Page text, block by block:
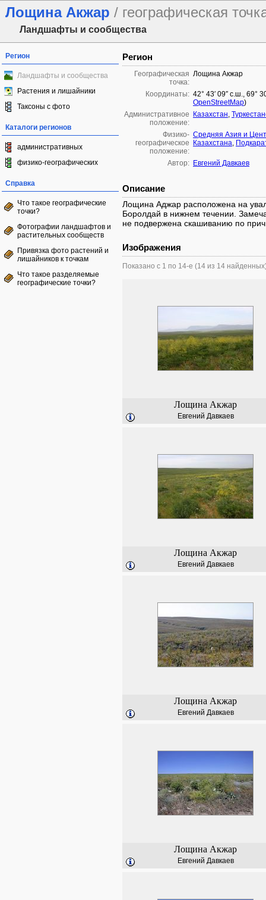
Лощина Акжар / географическая
Ландшафты и сообщества
Регион
Ландшафты и сообщества
Растения и лишайники
Таксоны с фото
Каталоги регионов
административных
физико-географических
Справка
Что такое географические
точки?
Фотографии ландшафтов и
растительных сообществ
Привязка фото растений и
лишайников к точкам
Что такое разделяемые
географические точки?
Регион
Географическая
точка:
Лощина Акжар
Координаты: 42° 43′ 09″ с.ш., 69°
OpenStreetMap)
Административное
положение:
Казахстан,
Физико-
географическое
положение:
Средняя Азия и
Казахстана,
Автор: Евгений Давкаев
Описание
Лощина Аджар расположена на
Боролдай в нижнем течении.
не подвержена скашиванию по
Изображения
Показано с 1 по 14-е (14 из 14
Лощина Акжар
Евгений Давкаев
Лощина Акжар
Евгений Давкаев
Лощина Акжар
Евгений Давкаев
Лощина Акжар
Евгений Давкаев